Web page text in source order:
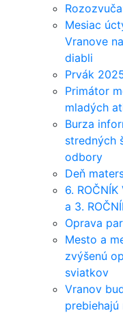
Mesiac
Vranove
diabli
Prvák
Primátor
mladých
Burza
stredných
odbory
Deň
6. ROČNÍK
a 3.
Oprava
Mesto a
zvýšenú
sviatkov
Vranov